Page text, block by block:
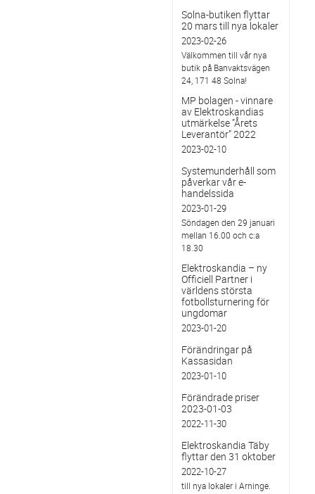
Solna-butiken flyttar
20 mars till nya lokaler
2023-02-26
Välkommen till vår nya
butik på Banvaktsvägen
24, 171 48 Solna!
MP bolagen - vinnare
av Elektroskandias
utmärkelse ”Årets
Leverantör” 2022
2023-02-10
Systemunderhåll som
påverkar vår e-
handelssida
2023-01-29
Söndagen den 29 januari
mellan 16.00 och c:a
18.30
Elektroskandia – ny
Officiell Partner i
världens största
fotbollsturnering för
ungdomar
2023-01-20
Förändringar på
Kassasidan
2023-01-10
Förändrade priser
2023-01-03
2022-11-30
Elektroskandia Täby
flyttar den 31 oktober
2022-10-27
till nya lokaler i Arninge.